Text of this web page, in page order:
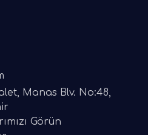
Manas Blv. No:48,
Görün